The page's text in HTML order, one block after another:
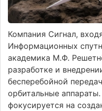
Компания Сигнал,
Информационных
академика М.Ф.
разработке и
бесперебойной
орбитальные
фокусируется на